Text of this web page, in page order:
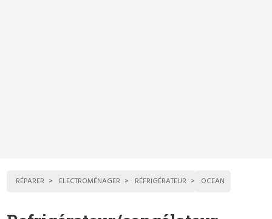
RÉPARER ELECTROMÉNAGER RÉFRIGÉRATEUR OCEAN